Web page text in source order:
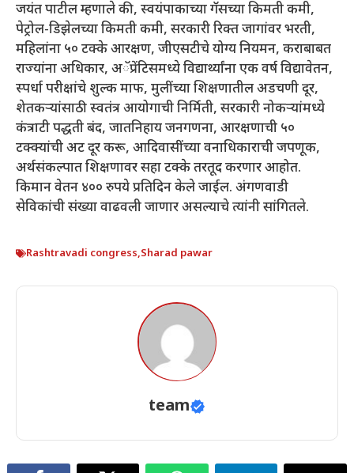
जयंत पाटील म्हणाले की, स्वयंपाकाच्या गॅसच्या किमती कमी,
पेट्रोल-डिझेलच्या किमती कमी, सरकारी रिक्त जागांवर भरती,
महिलांना ५० टक्के आरक्षण, जीएसटीचे योग्य नियमन, कराबाबत
राज्यांना अधिकार, अॅप्रेंटिसमध्ये विद्यार्थ्यांना एक वर्ष विद्यावेतन,
स्पर्धा परीक्षांचे शुल्क माफ, मुलींच्या शिक्षणातील अडचणी दूर,
शेतकऱ्यांसाठी स्वतंत्र आयोगाची निर्मिती, सरकारी नोकऱ्यांमध्ये
कंत्राटी पद्धती बंद, जातनिहाय जनगणना, आरक्षणाची ५०
टक्क्यांची अट दूर करू, आदिवासींच्या वनाधिकाराची जपणूक,
अर्थसंकल्पात शिक्षणावर सहा टक्के तरतूद करणार आहोत.
किमान वेतन ४०० रुपये प्रतिदिन केले जाईल. अंगणवाडी
सेविकांची संख्या वाढवली जाणार असल्याचे त्यांनी सांगितले.
Rashtravadi congress,Sharad pawar
team